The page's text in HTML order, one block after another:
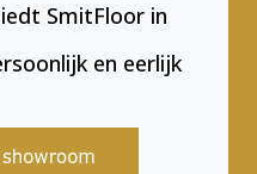
SmitFloor in
en eerlijk